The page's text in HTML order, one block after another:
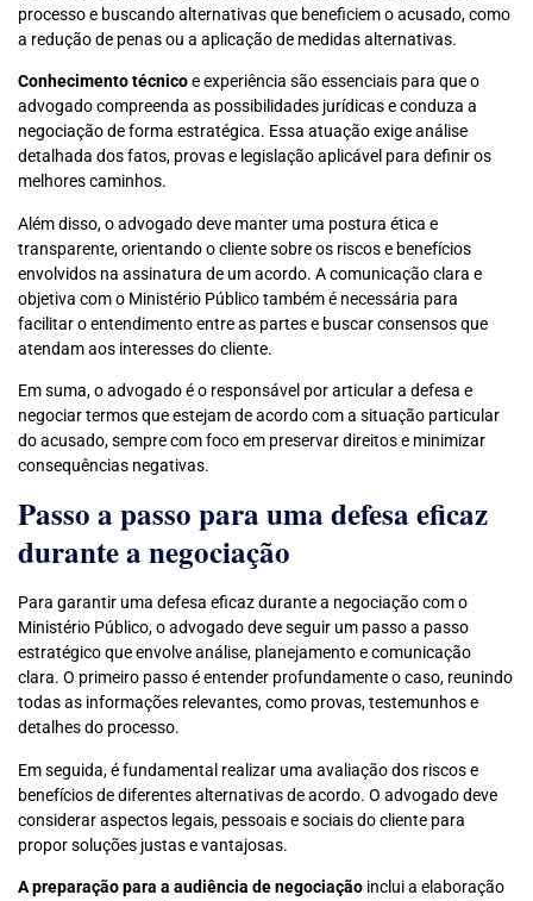
processo e buscando alternativas que beneficiem o acusado, como
a redução de penas ou a aplicação de medidas alternativas.
Conhecimento técnicoe experiência são essenciais para que o
advogado compreenda as possibilidades jurídicas e conduza a
negociação de forma estratégica. Essa atuação exige análise
detalhada dos fatos, provas e legislação aplicável para definir os
melhores caminhos.
Além disso, o advogado deve manter uma postura ética e
transparente, orientando o cliente sobre os riscos e benefícios
envolvidos na assinatura de um acordo. A comunicação clara e
objetiva com o Ministério Público também é necessária para
facilitar o entendimento entre as partes e buscar consensos que
atendam aos interesses do cliente.
Em suma, o advogado é o responsável por articular a defesa e
negociar termos que estejam de acordo com a situação particular
do acusado, sempre com foco em preservar direitos e minimizar
consequências negativas.
Passo a passo para uma defesa eficaz
durante a negociação
Para garantir uma defesa eficaz durante a negociação com o
Ministério Público, o advogado deve seguir um passo a passo
estratégico que envolve análise, planejamento e comunicação
clara. O primeiro passo é entender profundamente o caso, reunindo
todas as informações relevantes, como provas, testemunhos e
detalhes do processo.
Em seguida, é fundamental realizar uma avaliação dos riscos e
benefícios de diferentes alternativas de acordo. O advogado deve
considerar aspectos legais, pessoais e sociais do cliente para
propor soluções justas e vantajosas.
A preparação para a audiência de negociação inclui a elaboração